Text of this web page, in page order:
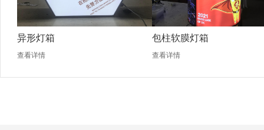
异形灯箱
查看详情
包柱软膜灯箱
查看详情